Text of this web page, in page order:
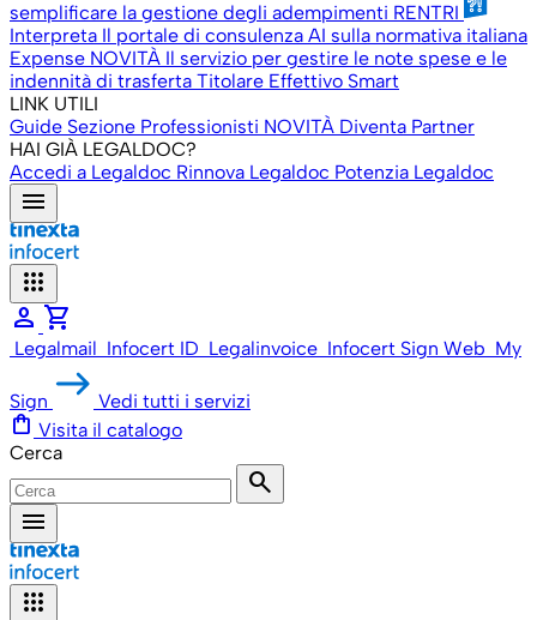
semplificare la gestione degli adempimenti RENTRI
Interpreta Il portale di consulenza AI sulla normativa italiana
Expense NOVITÀ Il servizio per gestire le note spese e le
indennità di trasferta Titolare Effettivo Smart
LINK UTILI
Guide Sezione Professionisti NOVITÀ Diventa Partner
HAI GIÀ LEGALDOC?
Accedi a Legaldoc Rinnova Legaldoc Potenzia Legaldoc
menu
apps
person shopping_cart
Legalmail Infocert ID Legalinvoice Infocert Sign Web My
Sign Vedi tutti i servizi
shopping_bag Visita il catalogo
Cerca
search
menu
apps